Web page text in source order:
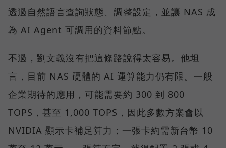
透過自然語言查詢狀態、調整設定，並讓 NAS 成
為 AI Agent 可調用的資料節點。
不過，劉文義沒有把這條路說得太容易。他坦
言，目前 NAS 硬體的 AI 運算能力仍有限。一般
企業期待的應用，可能需要約 300 到 800
TOPS，甚至 1,000 TOPS，因此多數方案會以
NVIDIA 顯示卡補足算力；一張卡約需新台幣 10